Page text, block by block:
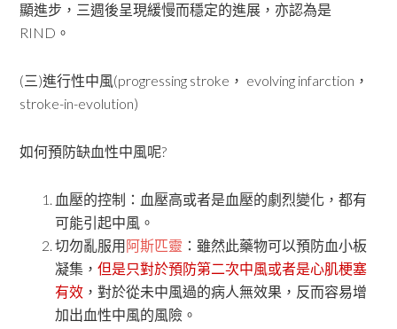
顯進步，三週後呈現緩慢而穩定的進展，亦認為是
RIND。
(三)進行性中風(progressing stroke， evolving infarction，
stroke-in-evolution)
如何預防缺血性中風呢?
血壓的控制：血壓高或者是血壓的劇烈變化，都有
可能引起中風。
切勿亂服用阿斯匹靈 ：雖然此藥物可以預防血小板
凝集，但是只對於預防第二次中風或者是心肌梗塞
有效 ，對於從未中風過的病人無效果，反而容易增
加出血性中風的風險。